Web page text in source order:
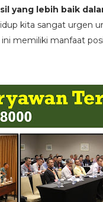
yang lebih baik
kita sangat urgen
memiliki manfaat